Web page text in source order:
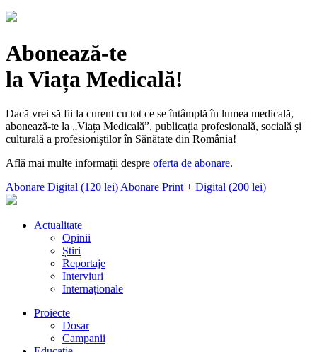
Abonează-te
la Viața Medicală!
Dacă vrei să fii la curent cu tot ce se întâmplă în lumea medicală,
abonează-te la „Viața Medicală”, publicația profesională, socială și
culturală a profesioniștilor în Sănătate din România!
Află mai multe informații despre oferta de abonare.
Abonare Digital (120 lei) Abonare Print + Digital (200 lei)
Actualitate
Opinii
Știri
Reportaje
Interviuri
Internaționale
Proiecte
Dosar
Campanii